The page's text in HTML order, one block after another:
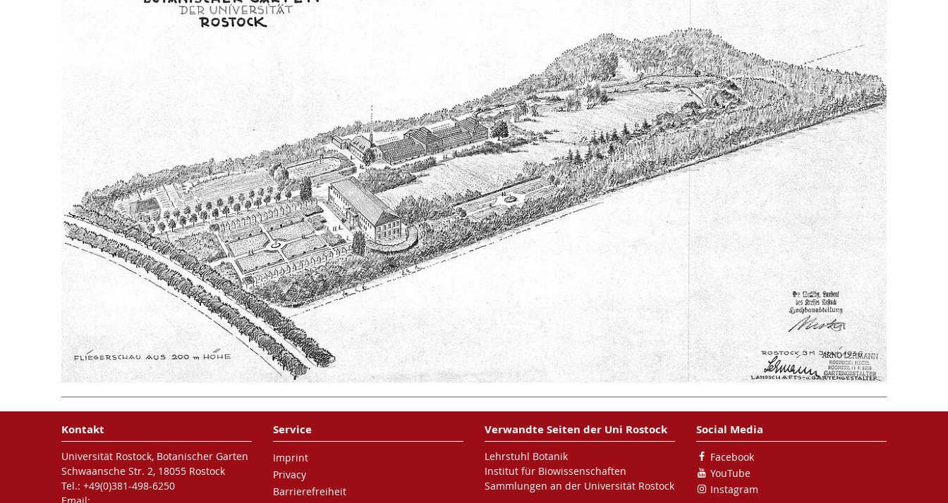
Kontakt
Universität Rostock, Botanischer Garten
Schwaansche Str. 2, 18055 Rostock
Tel.: +49(0)381-498-6250
Email:
Service
Imprint
Privacy
Barrierefreiheit
Verwandte Seiten der Uni Rostock
Lehrstuhl Botanik
Institut für Biowissenschaften
Sammlungen an der Universität Rostock
Social Media
Facebook
YouTube
Instagram